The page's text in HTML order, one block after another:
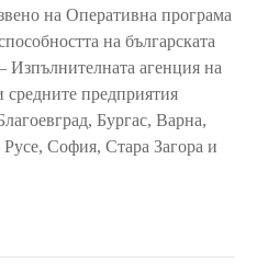
на Оперативна програма
на българската
Изпълнителната агенция на
средните предприятия
Бургас, Варна,
София, Стара Загора и